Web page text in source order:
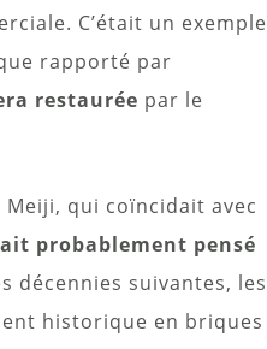
C’était un exemple
rapporté par
restaurée par le
qui coïncidait avec
probablement pensé
décennies suivantes, les
historique en briques